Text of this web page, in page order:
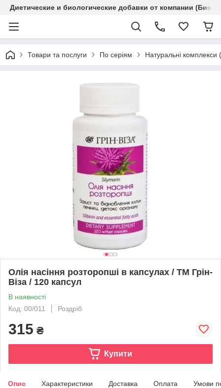
Диетические и биологические добавки от компании
Товари та послуги По серіям Натуральні комплекси
Олія насіння розторопші в капсулах / ТМ Грін-
Віза / 120 капсул
В наявності
Код: 00/011
Роздріб
315 ₴
Купити
Опис Характеристики Доставка Оплата Умови